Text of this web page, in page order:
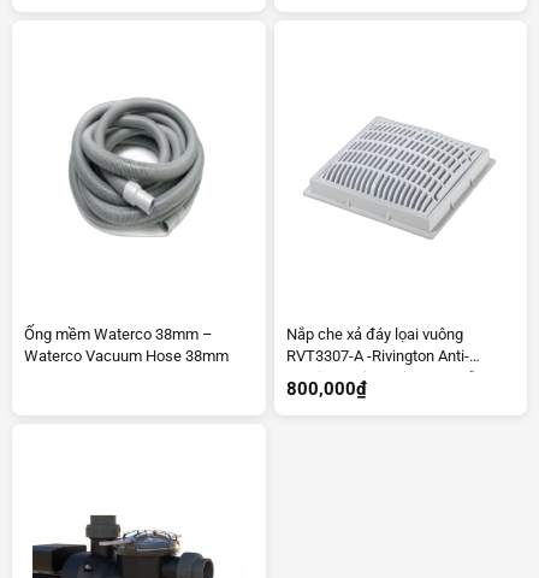
Ống mềm Waterco 38mm –
Waterco Vacuum Hose 38mm
Nắp che xả đáy lọai vuông
RVT3307-A -Rivington Anti-
Suction Main Drain Cover 9″
800,000₫